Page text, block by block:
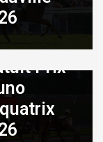
Prix
2026